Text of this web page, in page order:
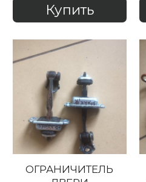
Купить
ОГРАНИЧИТЕЛЬ